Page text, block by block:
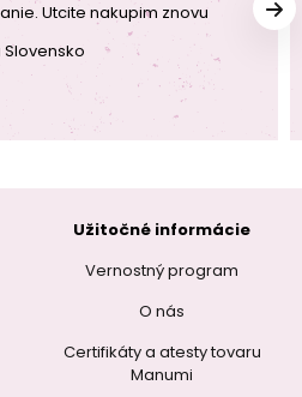
Utcite nakupim znovu
Užitočné informácie
Vernostný program
O nás
Certifikáty a atesty tovaru
Manumi